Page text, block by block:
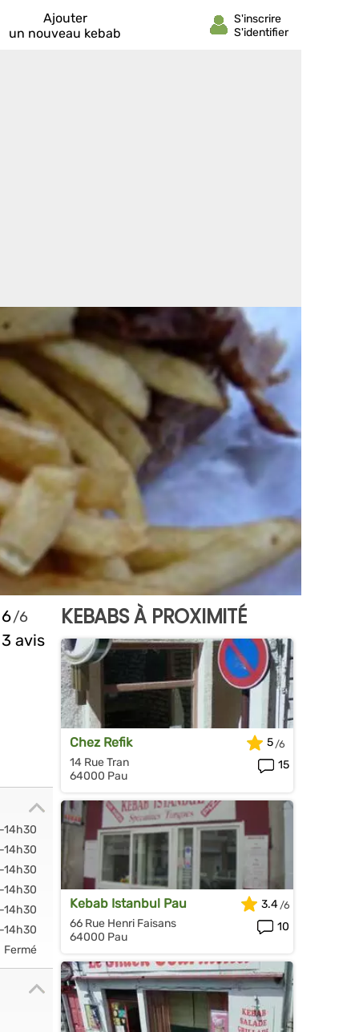
Ajouter
un nouveau kebab
6
3 avis
14h30
14h30
14h30
14h30
14h30
14h30
Fermé
KEBABS À PROXIMITÉ
Chez Refik
14 Rue Tran
64000 Pau
5
15
Kebab Istanbul Pau
66 Rue Henri Faisans
64000 Pau
3.4
10